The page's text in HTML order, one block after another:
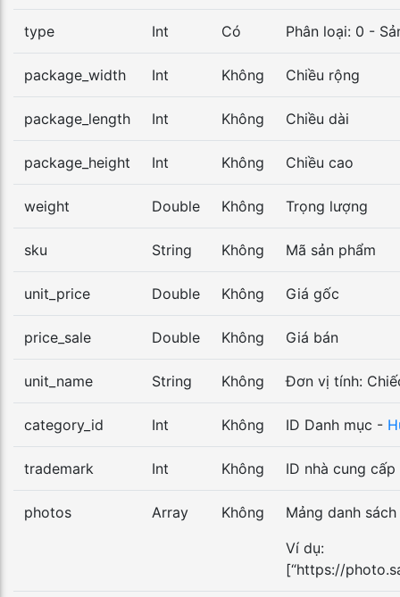
type Int Có Phân loại: 0 -
package_width Int Không Chiều rộng
package_length Int Không Chiều dài
package_height Int Không Chiều cao
weight Double Không Trọng lượng
sku String Không Mã sản phẩm
unit_price Double Không Giá gốc
price_sale Double Không Giá bán
unit_name String Không Đơn vị tính:
category_id Int Không ID Danh mục -
trademark Int Không ID nhà cung
photos Array Không
Mảng danh
Ví dụ:
[“https://